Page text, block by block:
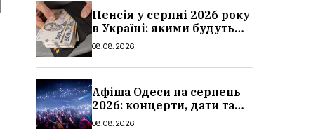
Пенсія у серпні 2026 року
в Україні: якими будуть
мінімальні та
суми
08.08.2026
Афіша Одеси на серпень
2026: концерти, дати та
ціни квитків
08.08.2026